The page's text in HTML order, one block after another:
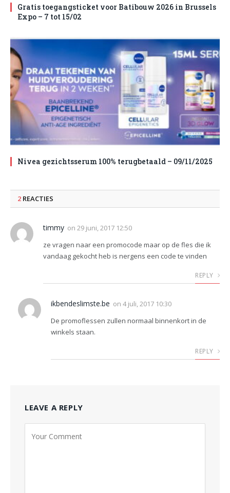
Gratis toegangsticket voor Batibouw 2026 in Brussels
Expo – 7 tot 15/02
Nivea gezichtsserum 100% terugbetaald – 09/11/2025
2 REACTIES
timmy on 29 juni, 2017 12:50
ze vragen naar een promocode maar op de fles die ik
vandaag gekocht heb is nergens een code te vinden
REPLY
ikbendeslimste.be on 4 juli, 2017 10:30
De promoflessen zullen normaal binnenkort in de
winkels staan.
REPLY
LEAVE A REPLY